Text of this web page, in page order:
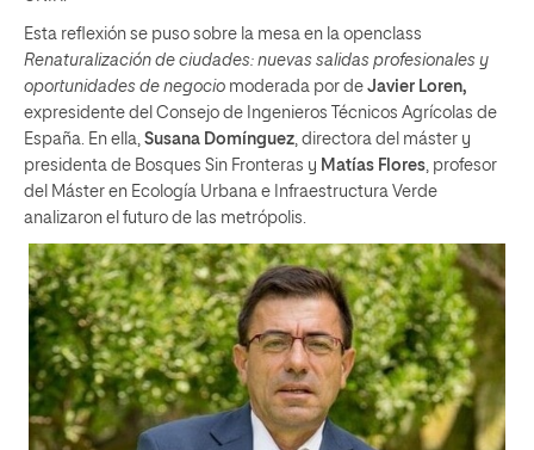
Esta reflexión se puso sobre la mesa en la openclass
Renaturalización de ciudades: nuevas salidas profesionales y
oportunidades de negocio moderada por de Javier Loren,
expresidente del Consejo de Ingenieros Técnicos Agrícolas de
España. En ella, Susana Domínguez, directora del máster y
presidenta de Bosques Sin Fronteras y Matías Flores, profesor
del Máster en Ecología Urbana e Infraestructura Verde
analizaron el futuro de las metrópolis.